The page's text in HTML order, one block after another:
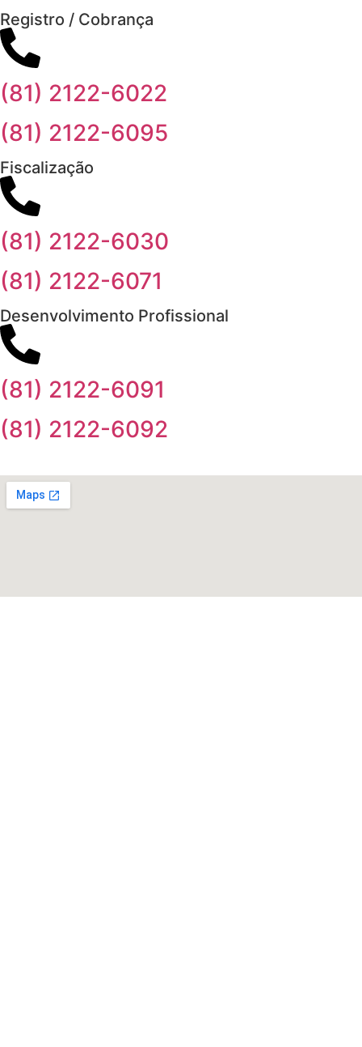
Registro / Cobrança
(81) 2122-6022
(81) 2122-6095
Fiscalização
(81) 2122-6030
(81) 2122-6071
Desenvolvimento Profissional
(81) 2122-6091
(81) 2122-6092